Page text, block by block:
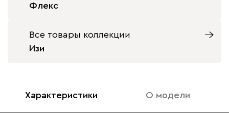
Флекс
Все товары коллекции
Изи
Характеристики О модели